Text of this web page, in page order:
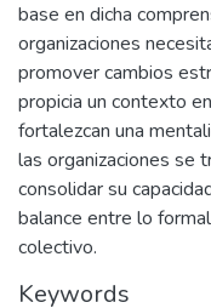
base en dicha
organizaciones
promover cambios
propicia un contexto
fortalezcan una
las organizaciones se
consolidar su
balance entre lo
colectivo.
Keywords